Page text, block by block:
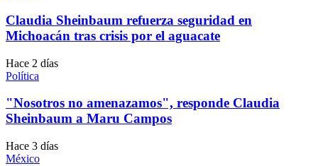
Claudia Sheinbaum refuerza seguridad en
Michoacán tras crisis por el aguacate
Hace 2 días
Política
"Nosotros no amenazamos", responde Claudia
Sheinbaum a Maru Campos
Hace 3 días
México